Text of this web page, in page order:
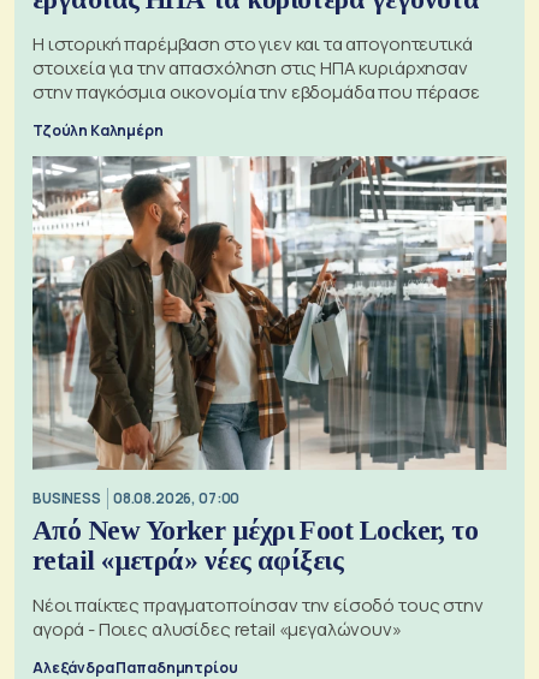
Η ιστορική παρέμβαση στο γιεν και τα απογοητευτικά
στοιχεία για την απασχόληση στις ΗΠΑ κυριάρχησαν
στην παγκόσμια οικονομία την εβδομάδα που πέρασε
Τζούλη Καλημέρη
BUSINESS 08.08.2026, 07:00
Από New Yorker μέχρι Foot Locker, το
retail «μετρά» νέες αφίξεις
Νέοι παίκτες πραγματοποίησαν την είσοδό τους στην
αγορά - Ποιες αλυσίδες retail «μεγαλώνουν»
Αλεξάνδρα Παπαδημητρίου